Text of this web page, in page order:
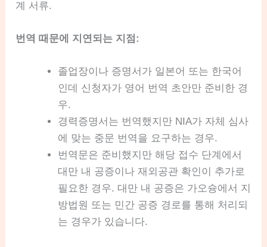
계 서류.
번역 때문에 지연되는 지점:
졸업장이나 증명서가 일본어 또는 한국어
인데 신청자가 영어 번역 초안만 준비한 경
우.
경력증명서는 번역했지만 NIA가 자체 심사
에 맞는 중문 번역을 요구하는 경우.
번역문은 준비했지만 해당 접수 단계에서
대만 내 공증이나 재외공관 확인이 추가로
필요한 경우. 대만 내 공증은 가오슝에서 지
방법원 또는 민간 공증 경로를 통해 처리되
는 경우가 있습니다.